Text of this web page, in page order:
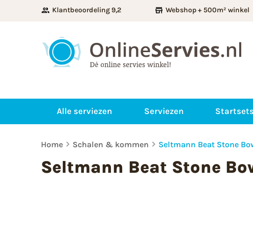
Klantbeoordeling 9,2 Webshop + 500m² winkel
Alle serviezen Serviezen Startsets
Home Schalen & kommen Seltmann Beat Stone
Seltmann Beat Stone